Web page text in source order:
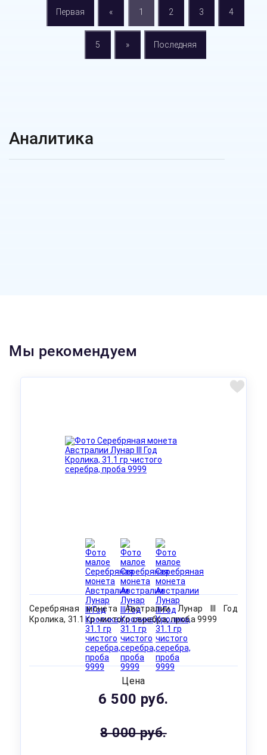
Аналитика
Первая « 1 2 3 4
5 » Последняя
Мы рекомендуем
Серебряная монета Австралии Лунар III Год
Кролика, 31.1 гр чистого серебра, проба 9999
Цена
6 500 руб.
8 000 руб.